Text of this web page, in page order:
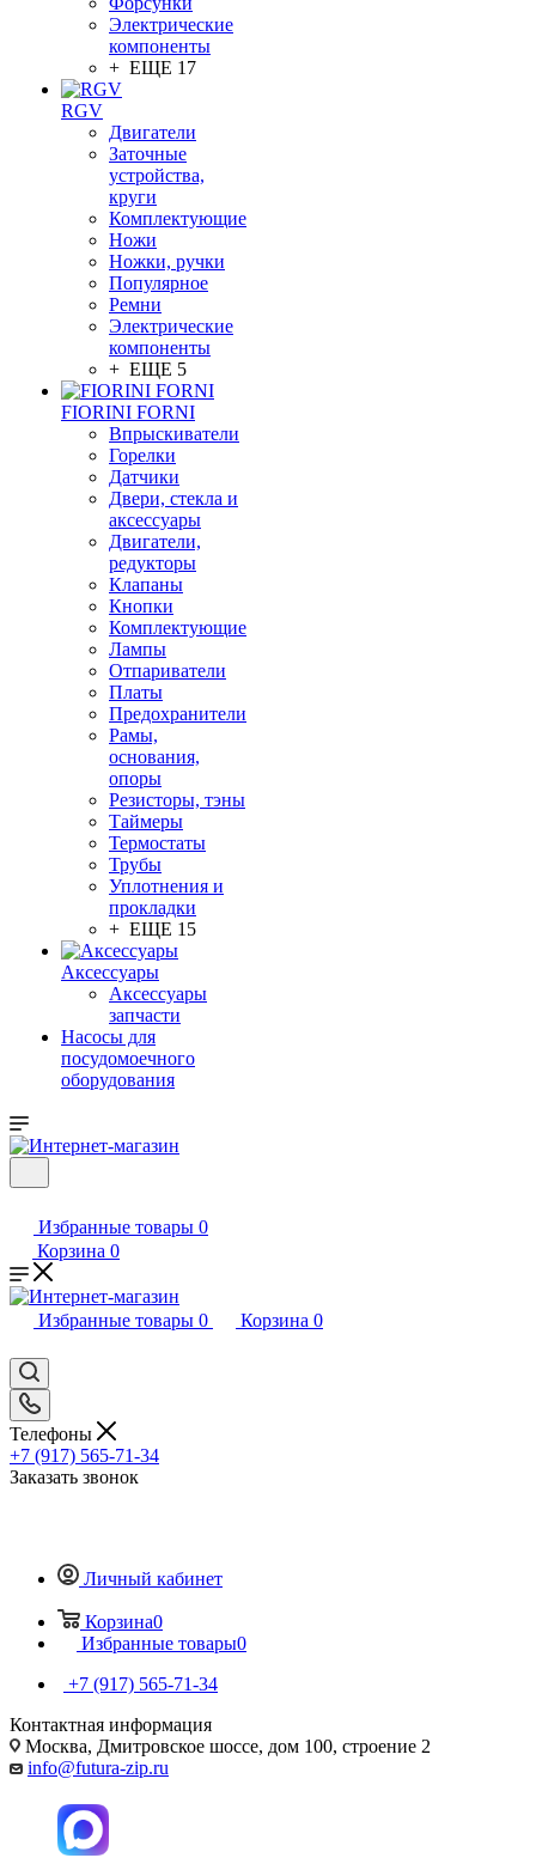
Электрические
компоненты
+ ЕЩЕ 17
RGV
Двигатели
Заточные
устройства,
круги
Комплектующие
Ножи
Ножки, ручки
Популярное
Ремни
Электрические
компоненты
+ ЕЩЕ 5
FIORINI FORNI
Впрыскиватели
Горелки
Датчики
Двери, стекла и
аксессуары
Двигатели,
редукторы
Клапаны
Кнопки
Комплектующие
Лампы
Отпариватели
Платы
Предохранители
Рамы,
основания,
опоры
Резисторы, тэны
Таймеры
Термостаты
Трубы
Уплотнения и
прокладки
+ ЕЩЕ 15
Аксессуары
Аксессуары
запчасти
Насосы для
посудомоечного
оборудования
Избранные товары 0
Корзина 0
Избранные товары 0 Корзина 0
Телефоны
+7 (917) 565-71-34
Заказать звонок
Личный кабинет
Корзина0
Избранные товары0
+7 (917) 565-71-34
Контактная информация
Москва, Дмитровское шоссе, дом 100, строение 2
info@futura-zip.ru